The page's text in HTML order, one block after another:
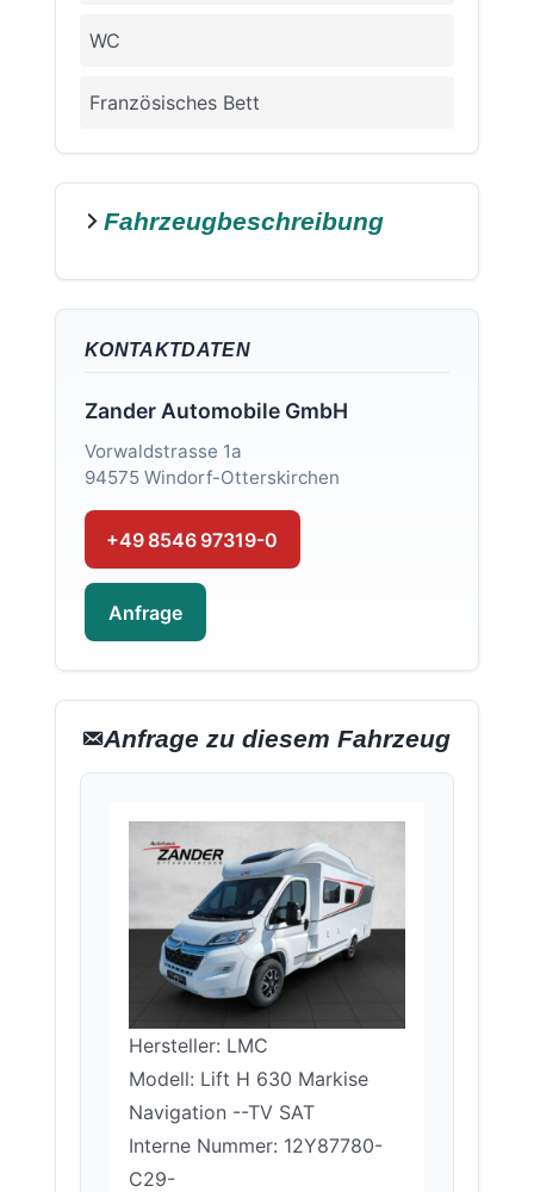
WC
Französisches Bett
Fahrzeugbeschreibung
KONTAKTDATEN
Zander Automobile GmbH
Vorwaldstrasse 1a
94575 Windorf-Otterskirchen
+49 8546 97319-0
Anfrage
Anfrage zu diesem Fahrzeug
Hersteller: LMC
Modell: Lift H 630 Markise
Navigation --TV SAT
Interne Nummer: 12Y87780-
C29-